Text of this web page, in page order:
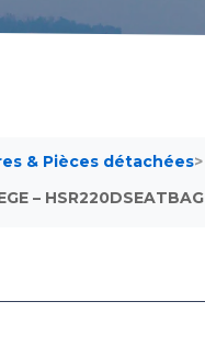
& Pièces détachées>
– HSR220DSEATBAG